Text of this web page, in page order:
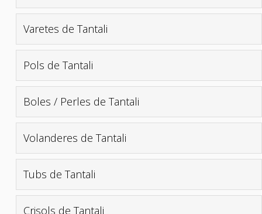
Varetes de Tantali
Pols de Tantali
Boles / Perles de Tantali
Volanderes de Tantali
Tubs de Tantali
Crisols de Tantali